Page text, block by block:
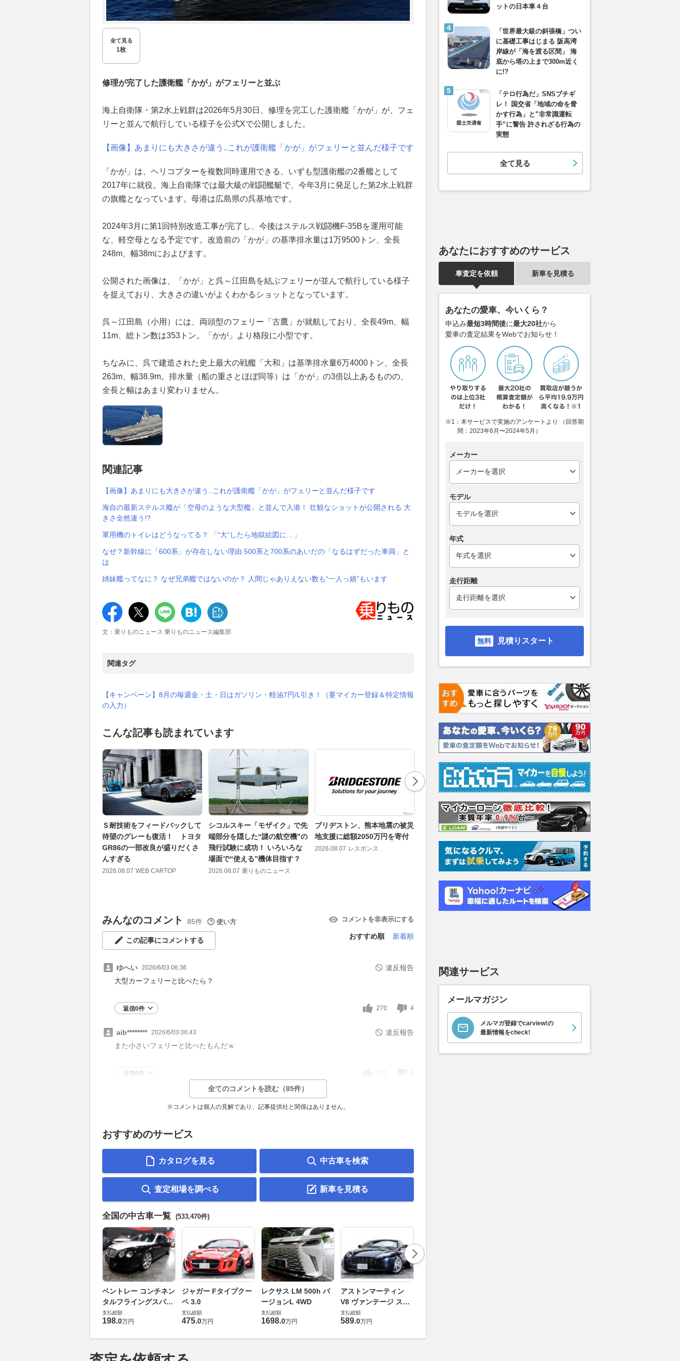
全て見る
1枚
修理が完了した護衛艦「かが」がフェリーと並ぶ
海上自衛隊・第2水上戦群は2026年5月30日、修理を完工した護衛艦「かが」が、フェ
リーと並んで航行している様子を公式Xで公開しました。
【画像】あまりにも大きさが違う..これが護衛艦「かが」がフェリーと並んだ様子です
「かが」は、ヘリコプターを複数同時運用できる、いずも型護衛艦の2番艦として
2017年に就役。海上自衛隊では最大級の戦闘艦艇で、今年3月に発足した第2水上戦群
の旗艦となっています。母港は広島県の呉基地です。
2024年3月に第1回特別改造工事が完了し、今後はステルス戦闘機F-35Bを運用可能
な、軽空母となる予定です。改造前の「かが」の基準排水量は1万9500トン、全長
248m、幅38mにおよびます。
公開された画像は、「かが」と呉～江田島を結ぶフェリーが並んで航行している様子
を捉えており、大きさの違いがよくわかるショットとなっています。
呉～江田島（小用）には、両頭型のフェリー「古鷹」が就航しており、全長49m、幅
11m、総トン数は353トン。「かが」より格段に小型です。
ちなみに、呉で建造された史上最大の戦艦「大和」は基準排水量6万4000トン、全長
263m、幅38.9m。排水量（船の重さとほぼ同等）は「かが」の3倍以上あるものの、
全長と幅はあまり変わりません。
関連記事
【画像】あまりにも大きさが違う..これが護衛艦「かが」がフェリーと並んだ様子です
海自の最新ステルス艦が「空母のような大型艦」と並んで入港！ 壮観なショットが公開される 大
きさ全然違う!?
軍用機のトイレはどうなってる？ 「“大”したら地獄絵図に…」
なぜ？新幹線に「600系」が存在しない理由 500系と700系のあいだの「なるはずだった車両」と
は
姉妹艦ってなに？ なぜ兄弟艦ではないのか？ 人間じゃありえない数も“一人っ娘”もいます
文：乗りものニュース 乗りものニュース編集部
関連タグ
【キャンペーン】8月の毎週金・土・日はガソリン・軽油7円/L引き！（要マイカー登録＆特定情報
の入力）
こんな記事も読まれています
Ｓ耐技術をフィードバックして
待望のグレーも復活！ トヨタ
GR86の一部改良が盛りだくさ
んすぎる
2026.08.07 WEB CARTOP
シコルスキー「モザイク」で先
端部分を隠した“謎の航空機”の
飛行試験に成功！ いろいろな
場面で“使える”機体目指す？
2026.08.07 乗りものニュース
ブリヂストン、熊本地震の被災
地支援に総額2050万円を寄付
2026.08.07 レスポンス
22インチまで履ける実力。トヨ
ズ別のリアルな限界値
2026.08.07 Auto Messe Web
この夏注目のニューモデル《ア
2026.08.07 グーネット
みんなのコメント 85件 使い方 コメントを非表示にする
この記事にコメントする
おすすめ順 新着順
ゆへい 2026/6/03 06:36
違反報告
大型カーフェリーと比べたら？
返信0件 270 4
aib******** 2026/6/03 06:43
違反報告
また小さいフェリーと比べたもんだｗ
返信0件 221 4
全てのコメントを読む（85件）
※コメントは個人の見解であり、記事提供社と関係はありません。
おすすめのサービス
カタログを見る 中古車を検索
査定相場を調べる 新車を見積る
全国の中古車一覧 (533,470件)
ベントレー コンチネン
タルフライングスパー
6.0 4WD
支払総額
198.0万円
ジャガー Fタイプクー
ペ 3.0
支払総額
475.0万円
レクサス LM 500h バ
ージョンL 4WD
支払総額
1698.0万円
アストンマーティン
V8 ヴァンテージ スポ
ーツシフト
支払総額
589.0万円
ットの日本車４台
「世界最大級の斜張橋」つい
に基礎工事はじまる 阪高湾
岸線が「海を渡る区間」 海
底から塔の上まで300m近く
に!?
「テロ行為だ」SNSブチギ
レ！ 国交省「地域の命を脅
かす行為」と”非常識運転
手”に警告 許されざる行為の
実態
全て見る
あなたにおすすめのサービス
車査定を依頼 新車を見積る
あなたの愛車、今いくら？
申込み最短3時間後に最大20社から
愛車の査定結果をWebでお知らせ！
※1：本サービスで実施のアンケートより （回答期
間：2023年6月〜2024年5月）
メーカー
モデル
年式
走行距離
見積りスタート
関連サービス
メールマガジン
メルマガ登録でcarview!の
最新情報をcheck!